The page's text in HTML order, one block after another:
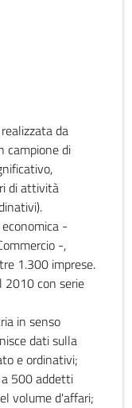
da
campione di
di attività
-
-,
1.300 imprese.
2010 con serie
in senso
dati sulla
e ordinativi;
500 addetti
volume d'affari;